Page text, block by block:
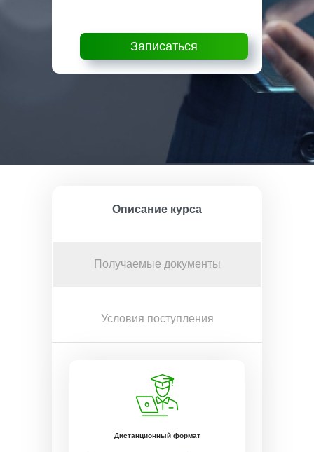
Записаться
Описание курса
Получаемые документы
Условия поступления
Дистанционный формат